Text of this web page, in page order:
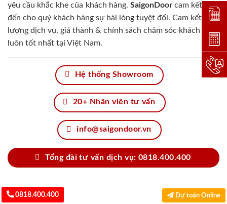
yêu cầu khắc khe của khách hàng. SaigonDoorcam kết đem
đến cho quý khách hàng sự hài lòng tuyệt đối. Cam kết chất
lượng dịch vụ, giá thành & chính sách chăm sóc khách hàng
luôn tốt nhất tại Việt Nam.
Hệ thống Showroom
20+ Nhân viên tư vấn
info@saigondoor.vn
Tổng đài tư vấn dịch vụ: 0818.400.400
0818.400.400 Dự toán Online
Đặt
Dự